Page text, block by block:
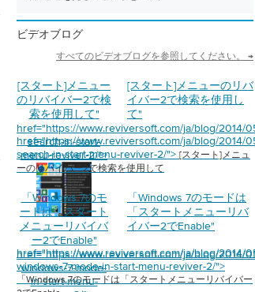
ビデオブログ
すべてのビデオブログを参照してください。 →
[スタート]メニュー
のリバイバー2で検
索を使用して"
href="https://www.reviversoft.com/ja/blog/2014/
search-in-start-
menu-reviver-2/">
[スタート]メニューのリバ
イバー2で検索を使用し
て"
href="https://www.reviversoft.com/ja/blog/2014/
search-in-start-menu-reviver-2/"> [スタート]メニュ
ーのリバイバー2で検索を使用して
「Windows 7のモ
ードは「スタート
メニューリバイバ
ー2でEnable"
href="https://www.reviversoft.com/ja/blog/2014/
windows-7-mode-
in-start-menu-
「Windows 7のモードは
「スタートメニューリバ
イバー2でEnable"
href="https://www.reviversoft.com/ja/blog/2014/
windows-7-mode-in-start-menu-reviver-2/">
「Windows 7のモードは「スタートメニューリバイバー